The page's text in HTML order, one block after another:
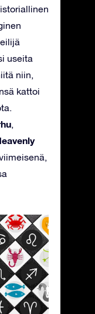
useita
niin,
kattoi
viimeisenä,